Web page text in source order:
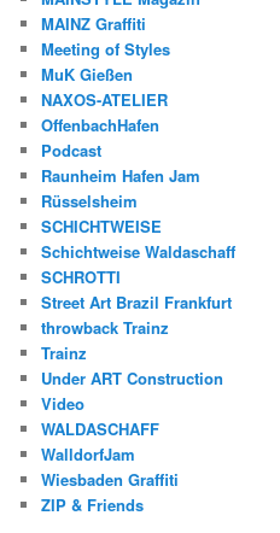
MAINZ Graffiti
Meeting of Styles
MuK Gießen
NAXOS-ATELIER
OffenbachHafen
Podcast
Raunheim Hafen Jam
Rüsselsheim
SCHICHTWEISE
Schichtweise Waldaschaff
SCHROTTI
Street Art Brazil Frankfurt
throwback Trainz
Trainz
Under ART Construction
Video
WALDASCHAFF
WalldorfJam
Wiesbaden Graffiti
ZIP & Friends